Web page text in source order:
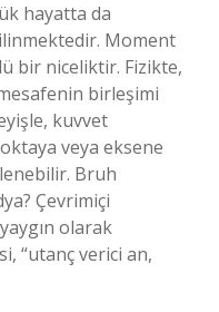
hayatta da
Moment
bir niceliktir. Fizikte,
birleşimi
kuvvet
veya eksene
Bruh
Çevrimiçi
olarak
“utanç verici an,